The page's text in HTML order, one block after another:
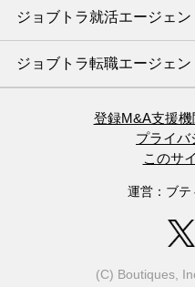
ジョブトラ就活エージェン
ジョブトラ転職エージェン
登録M&A支援
プライバ
このサ
運営：ブテ
(C) Boutiques,